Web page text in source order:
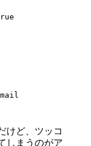
けど、ツッコ
しまうのがア